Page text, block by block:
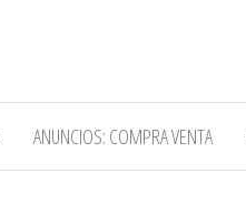
ANUNCIOS: COMPRA VENTA